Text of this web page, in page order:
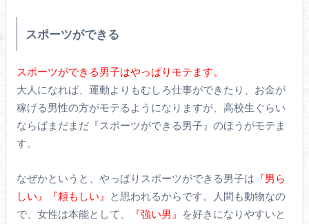
スポーツができる
スポーツができる男子はやっぱりモテます。
大人になれば、運動よりもむしろ仕事ができたり、お金が
稼げる男性の方がモテるようになりますが、高校生ぐらい
ならばまだまだ『スポーツができる男子』のほうがモテま
す。
なぜかというと、やっぱりスポーツができる男子は 『男ら
しい』『頼もしい』
と思われるからです。人間も動物なの
で、女性は本能として、
『強い男』
を好きになりやすいと